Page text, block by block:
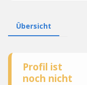
Übersicht
Profil ist
noch nicht